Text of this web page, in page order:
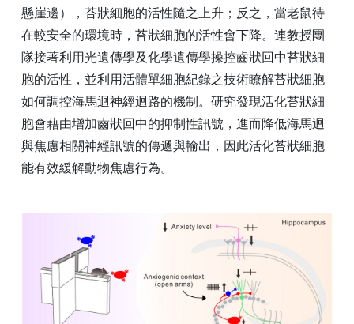
懸崖邊），苔狀細胞的活性隨之上升；反之，當老鼠待
在較安全的環境時，苔狀細胞的活性會下降。連教授團
隊接著利用光遺傳學及化學遺傳學操控齒狀回中苔狀細
胞的活性，並利用活體單細胞紀錄之技術瞭解苔狀細胞
如何調控海馬迴神經迴路的機制。研究發現活化苔狀細
胞會藉由增加齒狀回中的抑制性訊號，進而降低海馬迴
與焦慮相關神經訊號的傳遞與輸出，因此活化苔狀細胞
能有效緩解動物焦慮行為。